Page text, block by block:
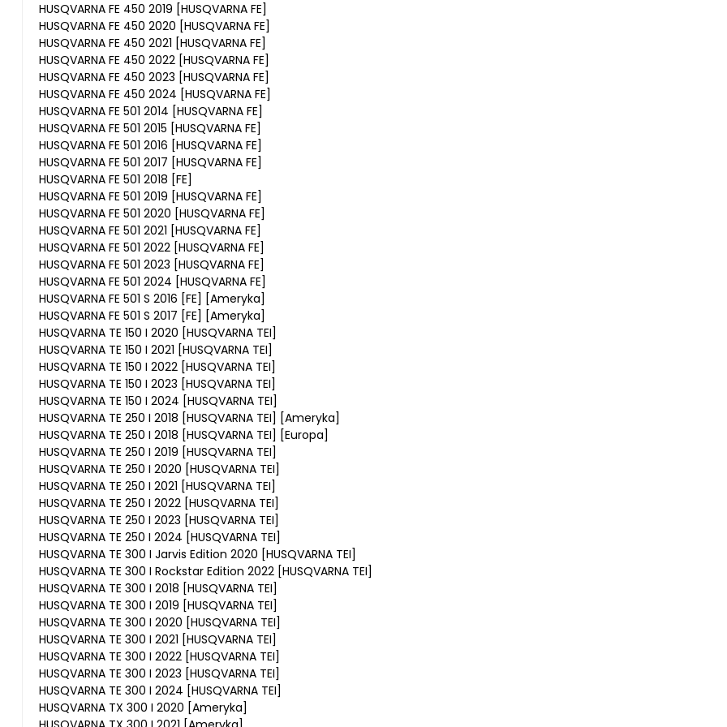
HUSQVARNA FE 450 2019 [HUSQVARNA FE]
HUSQVARNA FE 450 2020 [HUSQVARNA FE]
HUSQVARNA FE 450 2021 [HUSQVARNA FE]
HUSQVARNA FE 450 2022 [HUSQVARNA FE]
HUSQVARNA FE 450 2023 [HUSQVARNA FE]
HUSQVARNA FE 450 2024 [HUSQVARNA FE]
HUSQVARNA FE 501 2014 [HUSQVARNA FE]
HUSQVARNA FE 501 2015 [HUSQVARNA FE]
HUSQVARNA FE 501 2016 [HUSQVARNA FE]
HUSQVARNA FE 501 2017 [HUSQVARNA FE]
HUSQVARNA FE 501 2018 [FE]
HUSQVARNA FE 501 2019 [HUSQVARNA FE]
HUSQVARNA FE 501 2020 [HUSQVARNA FE]
HUSQVARNA FE 501 2021 [HUSQVARNA FE]
HUSQVARNA FE 501 2022 [HUSQVARNA FE]
HUSQVARNA FE 501 2023 [HUSQVARNA FE]
HUSQVARNA FE 501 2024 [HUSQVARNA FE]
HUSQVARNA FE 501 S 2016 [FE] [Ameryka]
HUSQVARNA FE 501 S 2017 [FE] [Ameryka]
HUSQVARNA TE 150 I 2020 [HUSQVARNA TEI]
HUSQVARNA TE 150 I 2021 [HUSQVARNA TEI]
HUSQVARNA TE 150 I 2022 [HUSQVARNA TEI]
HUSQVARNA TE 150 I 2023 [HUSQVARNA TEI]
HUSQVARNA TE 150 I 2024 [HUSQVARNA TEI]
HUSQVARNA TE 250 I 2018 [HUSQVARNA TEI] [Ameryka]
HUSQVARNA TE 250 I 2018 [HUSQVARNA TEI] [Europa]
HUSQVARNA TE 250 I 2019 [HUSQVARNA TEI]
HUSQVARNA TE 250 I 2020 [HUSQVARNA TEI]
HUSQVARNA TE 250 I 2021 [HUSQVARNA TEI]
HUSQVARNA TE 250 I 2022 [HUSQVARNA TEI]
HUSQVARNA TE 250 I 2023 [HUSQVARNA TEI]
HUSQVARNA TE 250 I 2024 [HUSQVARNA TEI]
HUSQVARNA TE 300 I Jarvis Edition 2020 [HUSQVARNA TEI]
HUSQVARNA TE 300 I Rockstar Edition 2022 [HUSQVARNA TEI]
HUSQVARNA TE 300 I 2018 [HUSQVARNA TEI]
HUSQVARNA TE 300 I 2019 [HUSQVARNA TEI]
HUSQVARNA TE 300 I 2020 [HUSQVARNA TEI]
HUSQVARNA TE 300 I 2021 [HUSQVARNA TEI]
HUSQVARNA TE 300 I 2022 [HUSQVARNA TEI]
HUSQVARNA TE 300 I 2023 [HUSQVARNA TEI]
HUSQVARNA TE 300 I 2024 [HUSQVARNA TEI]
HUSQVARNA TX 300 I 2020 [Ameryka]